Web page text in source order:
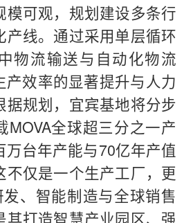
模可观，规划建设多条行
产线。通过采用单层循环
物流输送与自动化物流
产效率的显著提升与人力
据规划，宜宾基地将分步
MOVA全球超三分之一产
万台年产能与70亿年产值
不仅是一个生产工厂，更
发、智能制造与全球销售
其打造智慧产业园区、强